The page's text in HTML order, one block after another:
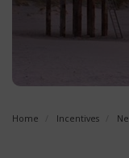
Home Incentives